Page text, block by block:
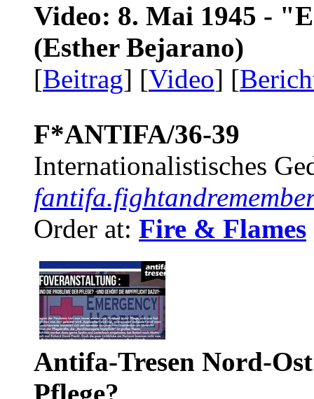
Video: 8. Mai 1945 -
(Esther Bejarano)
[Beitrag] [Video] [
F*ANTIFA/36-39
Internationalistisches
Order at: Fire & Flames
Antifa-Tresen Nord-